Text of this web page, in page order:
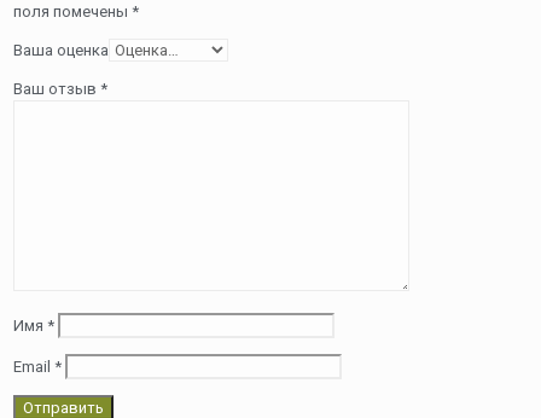
поля помечены*
Ваша оценка
Ваш отзыв*
Имя*
Email*